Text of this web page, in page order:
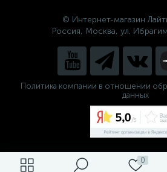
0
© Интернет-магазин
Россия, Москва, ул.
Политика компании в отношении
данных